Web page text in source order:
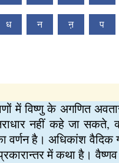
ध न ऩ प
में विष्णु के अगणित
नहीं कहे जा सकते,
वर्णन है। अधिकांश वैदिक
में कथा है। वैष्णव